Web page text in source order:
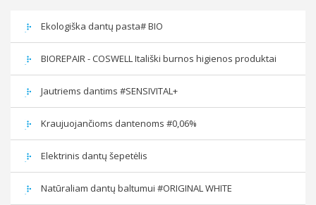
Ekologiška dantų pasta# BIO
BIOREPAIR - COSWELL Itališki burnos higienos produktai
Jautriems dantims #SENSIVITAL+
Kraujuojančioms dantenoms #0,06%
Elektrinis dantų šepetėlis
Natūraliam dantų baltumui #ORIGINAL WHITE